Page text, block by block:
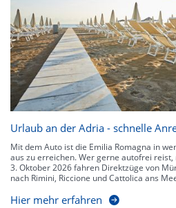
Urlaub an der Adria - schnelle
Mit dem Auto ist die Emilia Romagna in
aus zu erreichen. Wer gerne autofrei reist,
3. Oktober 2026 fahren Direktzüge von
nach Rimini, Riccione und Cattolica ans
Hier mehr erfahren